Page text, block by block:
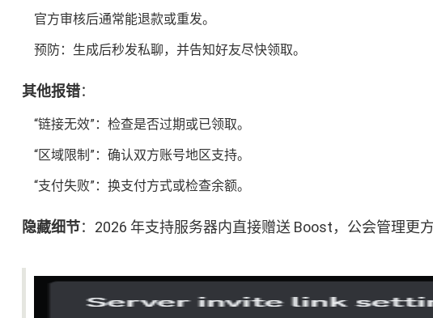
官方审核后通常能退款或重发。
预防：生成后秒发私聊，并告知好友尽快领取。
其他报错：
“链接无效”：检查是否过期或已领取。
“区域限制”：确认双方账号地区支持。
“支付失败”：换支付方式或检查余额。
隐藏细节：2026 年支持服务器内直接赠送 Boost，公会管理更